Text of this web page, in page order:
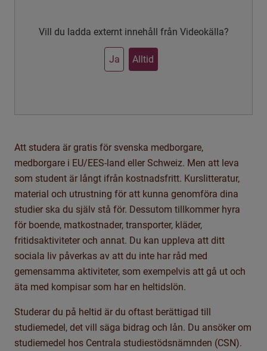
Vill du ladda externt innehåll från Videokälla?
Ja Alltid
Att studera är gratis för svenska medborgare,
medborgare i EU/EES-land eller Schweiz. Men att leva
som student är långt ifrån kostnadsfritt. Kurslitteratur,
material och utrustning för att kunna genomföra dina
studier ska du själv stå för. Dessutom tillkommer hyra
för boende, matkostnader, transporter, kläder,
fritidsaktiviteter och annat. Du kan uppleva att ditt
sociala liv påverkas av att du inte har råd med
gemensamma aktiviteter, som exempelvis att gå ut och
äta med kompisar som har en heltidslön.
Studerar du på heltid är du oftast berättigad till
studiemedel, det vill säga bidrag och lån. Du ansöker om
studiemedel hos Centrala studiestödsnämnden (CSN).